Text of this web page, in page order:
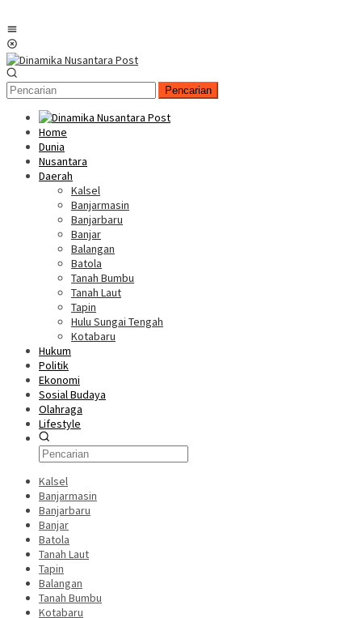
Pencarian
Home
Dunia
Nusantara
Daerah
Kalsel
Banjarmasin
Banjarbaru
Banjar
Balangan
Batola
Tanah Bumbu
Tanah Laut
Tapin
Hulu Sungai Tengah
Kotabaru
Hukum
Politik
Ekonomi
Sosial Budaya
Olahraga
Lifestyle
Kalsel
Banjarmasin
Banjarbaru
Banjar
Batola
Tanah Laut
Tapin
Balangan
Tanah Bumbu
Kotabaru